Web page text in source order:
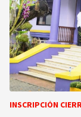
INSCRIPCIÓN